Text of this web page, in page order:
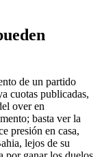
de un partido
cuotas publicadas,
over en
basta ver la
presión en casa,
lejos de su